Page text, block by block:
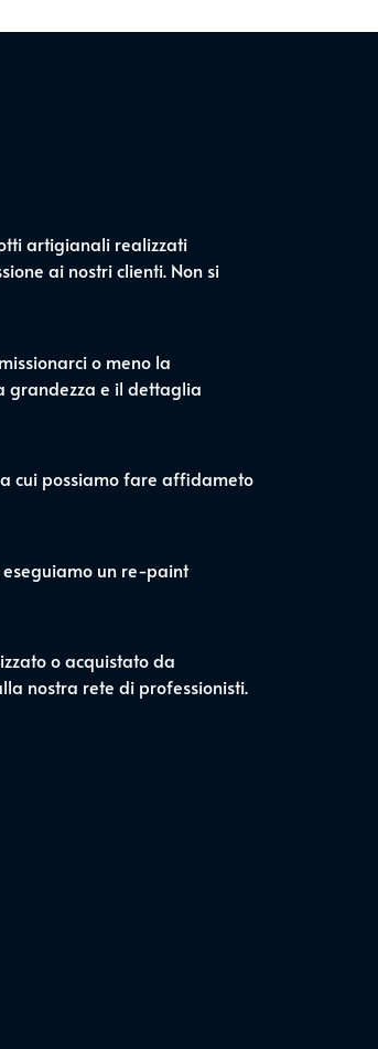
artigianali realizzati
ai nostri clienti. Non si
o meno la
grandezza e il dettaglia
cui possiamo fare affidameto
un re-paint
o acquistato da
nostra rete di professionisti.